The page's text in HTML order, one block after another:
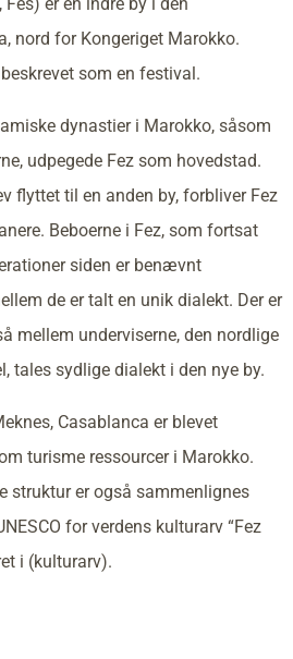
nord for Kongeriget Marokko.
som en festival.
dynastier i Marokko, såsom
udpegede Fez som hovedstad.
flyttet til en anden by, forbliver Fez
Beboerne i Fez, som fortsat
siden er benævnt
de er talt en unik dialekt. Der er
mellem underviserne, den nordlige
tales sydlige dialekt i den nye by.
Casablanca er blevet
turisme ressourcer i Marokko.
struktur er også sammenlignes
for verdens kulturarv “Fez
i (kulturarv).